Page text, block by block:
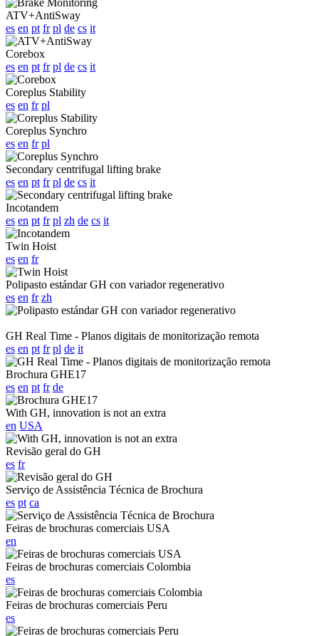
ATV+AntiSway
es en pt fr pl de cs it
Corebox
es en pt fr pl de cs it
Coreplus Stability
es en fr pl
Coreplus Synchro
es en fr pl
Secondary centrifugal lifting brake
es en pt fr pl de cs it
Incotandem
es en pt fr pl zh de cs it
Twin Hoist
es en fr
Polipasto estándar GH con variador regenerativo
es en fr zh
GH Real Time - Planos digitais de monitorização remota
es en pt fr pl de it
Brochura GHE17
es en pt fr de
With GH, innovation is not an extra
en USA
Revisão geral do GH
es fr
Serviço de Assistência Técnica de Brochura
es pt ca
Feiras de brochuras comerciais USA
en
Feiras de brochuras comerciais Colombia
es
Feiras de brochuras comerciais Peru
es